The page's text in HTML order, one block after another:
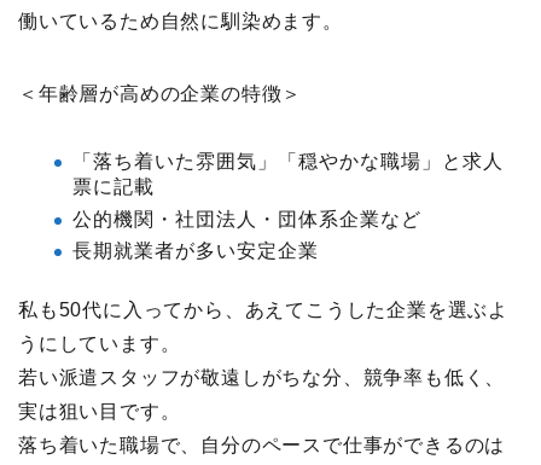
働いているため自然に馴染めます。
＜年齢層が高めの企業の特徴＞
「落ち着いた雰囲気」「穏やかな職場」と求人
票に記載
公的機関・社団法人・団体系企業など
長期就業者が多い安定企業
私も50代に入ってから、あえてこうした企業を選ぶよ
うにしています。
若い派遣スタッフが敬遠しがちな分、競争率も低く、
実は狙い目です。
落ち着いた職場で、自分のペースで仕事ができるのは